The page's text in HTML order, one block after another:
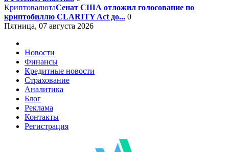
КриптовалютаСенат США отложил голосование по
криптобиллю CLARITY Act до... 0
Пятница, 07 августа 2026
Новости
Финансы
Кредитные новости
Страхование
Аналитика
Блог
Реклама
Контакты
Регистрация